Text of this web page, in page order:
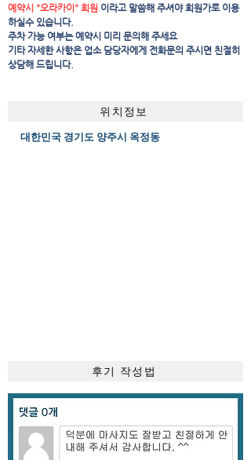
예약시 "오라카이" 회원 이라고 말씀해 주셔야 회원가로 이용
하실수 있습니다.
주차 가능 여부는 예약시 미리 문의해 주세요
​기타 자세한 사항은 업소 담당자에게 전화문의 주시면 친절히
상담해 드립니다.
위치정보
대한민국 경기도 양주시 옥정동
후기 작성법